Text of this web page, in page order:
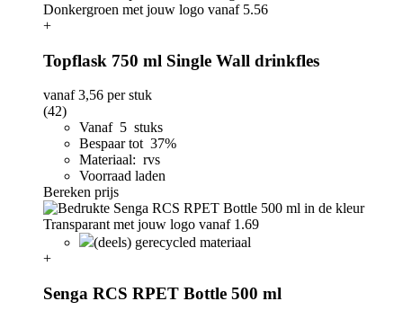
+
Topflask 750 ml Single Wall drinkfles
vanaf3,56 per stuk
(42)
Vanaf 5 stuks
Bespaar tot 37%
Materiaal: rvs
Voorraad laden
Bereken prijs
(deels) gerecycled materiaal
+
Senga RCS RPET Bottle 500 ml